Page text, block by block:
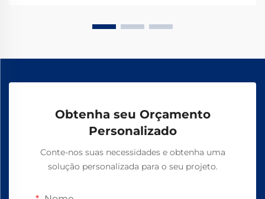
Obtenha seu Orçamento
Personalizado
Conte-nos suas necessidades e obtenha uma
solução personalizada para o seu projeto.